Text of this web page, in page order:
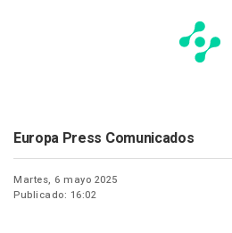
Europa Press Comunicados
Martes, 6 mayo 2025
Publicado: 16:02